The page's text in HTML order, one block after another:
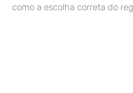
como a escolha correta do